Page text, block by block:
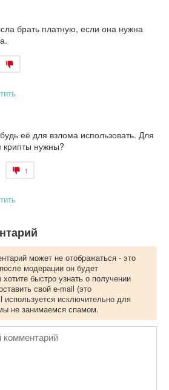
брать платную, если она нужна
её для взлома использовать. Для
крипты нужны?
1
может не отображаться - это
модерации он будет
быстро узнать о получении
свой e-mail (это
используется исключительно для
не занимаемся спамом.